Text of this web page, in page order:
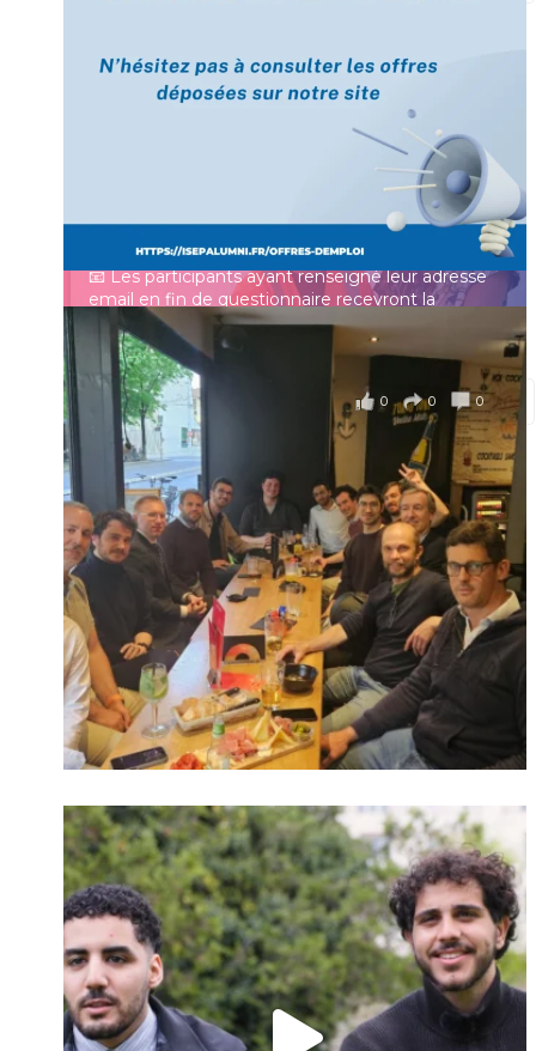
Charger plus Suivre sur Instagram
[Enquête IESF 2026] Top départ 🚀
👩‍🎓 Ingénieurs diplômés, vous avez jusqu’au 31
mai pour participer et faire entendre votre voix !
Depuis plus de 60 ans, cette enquête vise à établir
un panorama complet de la situation socio-
professionnelle des ingénieurs et scientifiques
français.
📧 Les participants ayant renseigné leur adresse
email en fin de questionnaire recevront la
synthèse des résultats...Voir plus
il y a 4 mois
0 0 0
Voir sur Facebook
Prénom
Mot de passe
Se souvenir de moi
Connexion
Identifiant oublié ?
Mot de passe
oublié ?